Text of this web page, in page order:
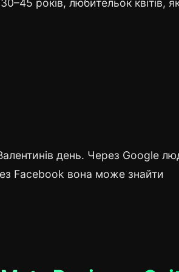
років, любительок квітів,
день. Через Google
Facebook вона може знайти